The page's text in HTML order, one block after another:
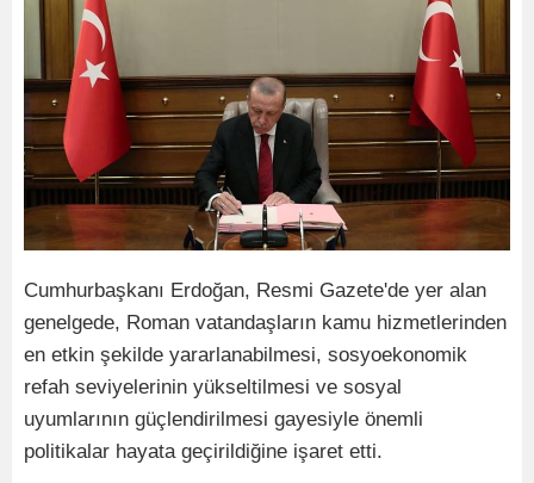
Cumhurbaşkanı Erdoğan, Resmi Gazete'de yer alan
genelgede, Roman vatandaşların kamu hizmetlerinden
en etkin şekilde yararlanabilmesi, sosyoekonomik
refah seviyelerinin yükseltilmesi ve sosyal
uyumlarının güçlendirilmesi gayesiyle önemli
politikalar hayata geçirildiğine işaret etti.